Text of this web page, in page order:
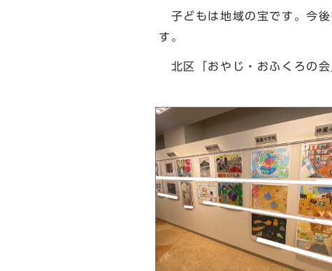
子どもは地域の宝です。今後
す。
北区「おやじ・おふくろの会
北区